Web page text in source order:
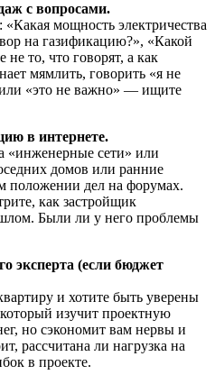
с вопросами.
мощность электричества
на газификацию?», «Какой
то, что говорят, а как
мямлить, говорить «я не
«это не важно» — ищите
в интернете.
«инженерные сети» или
домов или ранние
положении дел на форумах.
как застройщик
Были ли у него проблемы
эксперта (если бюджет
и хотите быть уверены
изучит проектную
но сэкономит вам нервы и
рассчитана ли нагрузка на
в проекте.